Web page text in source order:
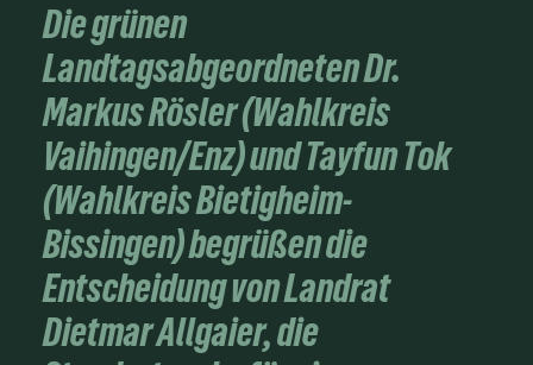
Die grünen
Landtagsabgeordneten Dr.
Markus Rösler (Wahlkreis
Vaihingen/Enz) und Tayfun Tok
(Wahlkreis Bietigheim-
Bissingen) begrüßen die
Entscheidung von Landrat
Dietmar Allgaier, die